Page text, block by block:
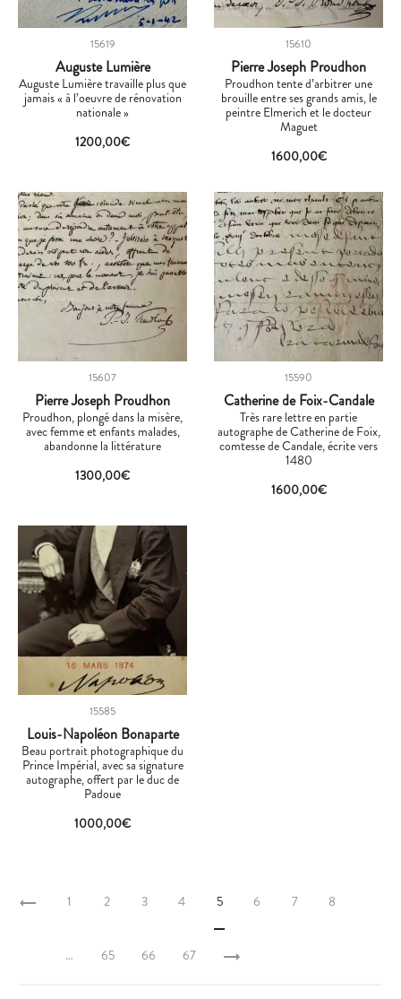
15619
Auguste Lumière
Auguste Lumière travaille plus que
jamais « à l’oeuvre de rénovation
nationale »
1200,00€
15610
Pierre Joseph Proudhon
Proudhon tente d’arbitrer une
brouille entre ses grands amis, le
peintre Elmerich et le docteur
Maguet
1600,00€
15607
Pierre Joseph Proudhon
Proudhon, plongé dans la misère,
avec femme et enfants malades,
abandonne la littérature
1300,00€
15590
Catherine de Foix-Candale
Très rare lettre en partie
autographe de Catherine de Foix,
comtesse de Candale, écrite vers
1480
1600,00€
15585
Louis-Napoléon Bonaparte
Beau portrait photographique du
Prince Impérial, avec sa signature
autographe, offert par le duc de
Padoue
1000,00€
1 2 3 4 5 6 7 8
… 65 66 67